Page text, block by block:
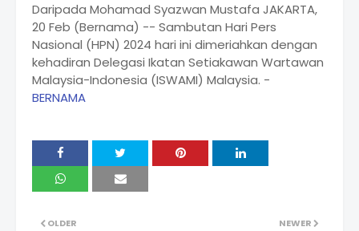
Daripada Mohamad Syazwan Mustafa JAKARTA,
20 Feb (Bernama) -- Sambutan Hari Pers
Nasional (HPN) 2024 hari ini dimeriahkan dengan
kehadiran Delegasi Ikatan Setiakawan Wartawan
Malaysia-Indonesia (ISWAMI) Malaysia. -
BERNAMA
NEWER
OLDER